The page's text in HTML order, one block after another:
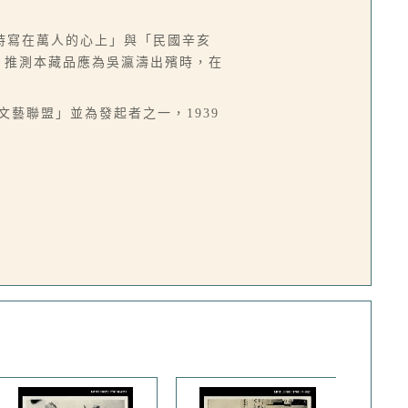
在萬人的心上」與「民國辛亥
測本藏品應為吳瀛濤出殯時，在
藝聯盟」並為發起者之一，1939